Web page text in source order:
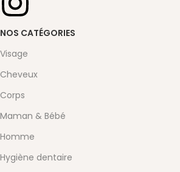
NOS CATÉGORIES
Visage
Cheveux
Corps
Maman & Bébé
Homme
Hygiène dentaire